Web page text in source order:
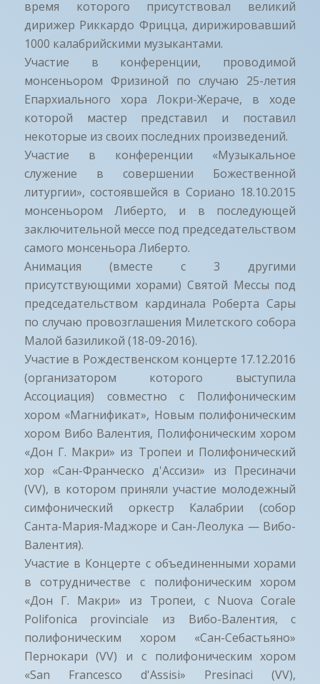
время которого присутствовал великий
дирижер Риккардо Фрицца, дирижировавший
1000 калабрийскими музыкантами.
Участие в конференции, проводимой
монсеньором Фризиной по случаю 25-летия
Епархиального хора Локри-Жераче, в ходе
которой мастер представил и поставил
некоторые из своих последних произведений.
Участие в конференции «Музыкальное
служение в совершении Божественной
литургии», состоявшейся в Сориано 18.10.2015
монсеньором Либерто, и в последующей
заключительной мессе под председательством
самого монсеньора Либерто.
Анимация (вместе с 3 другими
присутствующими хорами) Святой Мессы под
председательством кардинала Роберта Сары
по случаю провозглашения Милетского собора
Малой базиликой (18-09-2016).
Участие в Рождественском концерте 17.12.2016
(организатором которого выступила
Ассоциация) совместно с Полифоническим
хором «Магнификат», Новым полифоническим
хором Вибо Валентия, Полифоническим хором
«Дон Г. Макри» из Тропеи и Полифонический
хор «Сан-Франческо д'Ассизи» из Пресиначи
(VV), в котором приняли участие молодежный
симфонический оркестр Калабрии (собор
Санта-Мария-Маджоре и Сан-Леолука — Вибо-
Валентия).
Участие в Концерте с объединенными хорами
в сотрудничестве с полифоническим хором
«Дон Г. Макри» из Тропеи, с Nuova Corale
Polifonica provinciale из Вибо-Валентия, с
полифоническим хором «Сан-Себастьяно»
Пернокари (VV) и с полифоническим хором
«San Francesco d'Assisi» Presinaci (VV),